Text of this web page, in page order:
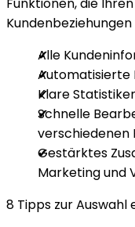
Alle
Automatisierte
Klare
Schnelle
verschiedenen
Gestärktes
Marketing und
8 Tipps zur Auswahl